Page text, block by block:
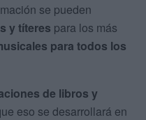
se pueden
y títeres para los más
para todos los
de libros y
eso se desarrollará en